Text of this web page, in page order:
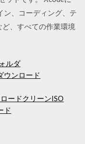
ン、コーディング、テ
、すべての作業環境
ルダ
ウンロード
ードクリーンISO
ド